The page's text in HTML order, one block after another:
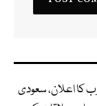
کا اعلان، سعودی